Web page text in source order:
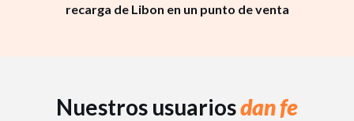
recarga de Libon en un punto de venta
Nuestros usuariosdan fe